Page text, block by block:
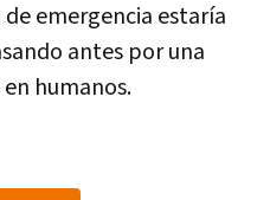
emergencia estaría
antes por una
humanos.